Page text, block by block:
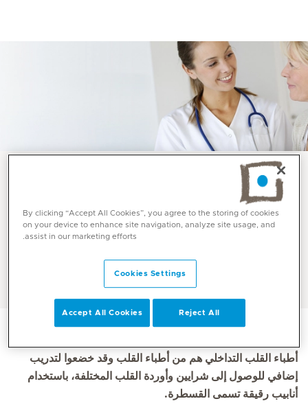
خدمات واختصاصات
طب القلب التدخلي في
أطباء القلب التداخلي هم من أطباء القلب وقد خضعوا لتدريب
إضافي للوصول إلى شرايين وأوردة القلب المختلفة، باستخدام
أنابيب رقيقة تسمى القسطرة.
By clicking “Accept All Cookies”, you agree to the storing of cookies
on your device to enhance site navigation, analyze site usage, and
assist in our marketing efforts.
Cookies Settings
Reject All
Accept All Cookies